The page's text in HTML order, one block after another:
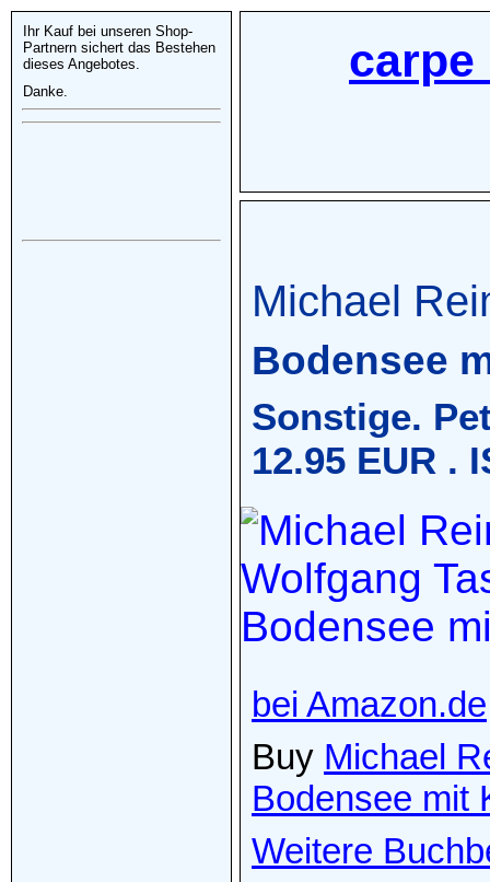
Michael
Bodensee
Sonstige.
12.95 EUR .
bei Amazon.de
Buy Michael
Bodensee mit
Weitere
Ihr Kauf bei unseren Shop-
Partnern sichert das Bestehen
dieses Angebotes.
Danke.